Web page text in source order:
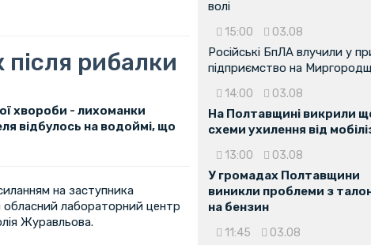
після рибалки
хвороби - лихоманки
відбулось на водоймі, що
на заступника
лабораторний центр
Журавльова.
волі
15:00 03.08
Російські БпЛА влучили у
підприємство на
14:00 03.08
На Полтавщині викрили
схеми ухилення від
13:00 03.08
У громадах Полтавщини
виникли проблеми з
на бензин
11:45 03.08